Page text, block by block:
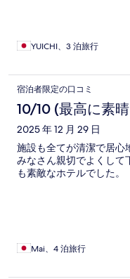
YUICHI、3 泊旅行
宿泊者限定の口コミ
10/10 (最高に素
2025 年 12 月 29 日
施設も全てが清潔で居心
みなさん親切でよくして
も素敵なホテルでした。
Mai、4 泊旅行